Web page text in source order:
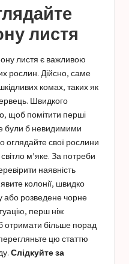
листя
листя є важливою
рослин. Дійсно, саме
комах, таких як
Швидкого
щоб помітити перші
були б невидимими
оглядайте свої рослини
м’яке. За потреби
наявність
колонії, швидко
або розведене чорне
перш ніж
отримати більше порад
цю статтю
Слідкуйте за